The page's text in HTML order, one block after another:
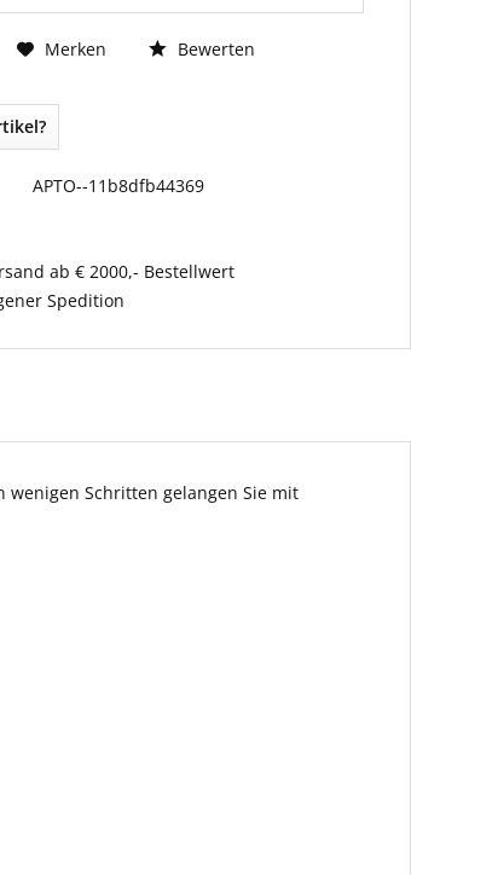
Merken Bewerten
APTO--11b8dfb44369
ab € 2000,- Bestellwert
Spedition
Schritten gelangen Sie mit